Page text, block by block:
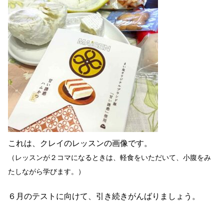
これは、クレイのレッスンの画像です。
（レッスンが２コマになるときは、軽食をいただいて、小腹をみ
たしながら学びます。）
６月のテストに向けて、引き続きがんばりましょう。